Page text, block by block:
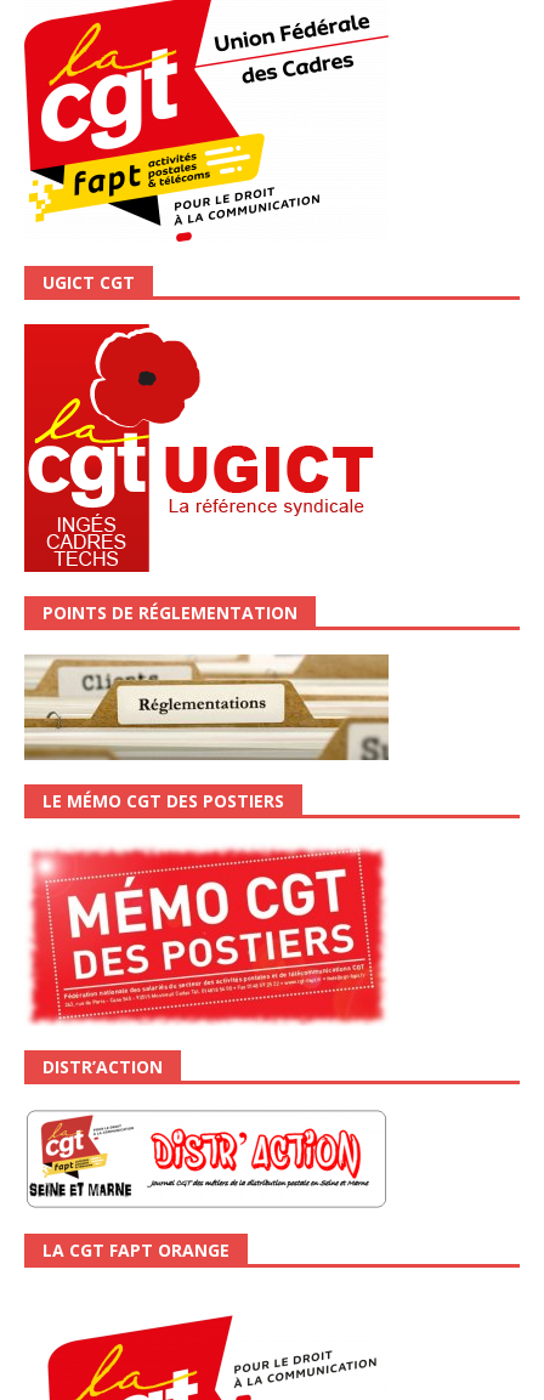
UGICT CGT
POINTS DE RÉGLEMENTATION
LE MÉMO CGT DES POSTIERS
DISTR’ACTION
LA CGT FAPT ORANGE